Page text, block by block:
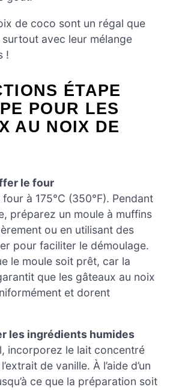
de coco sont un régal que
avec leur mélange
!
ÉTAPE
POUR LES
AU NOIX DE
le four
à 175°C (350°F). Pendant
préparez un moule à muffins
ou en utilisant des
pour faciliter le démoulage.
le moule soit prêt, car la
que les gâteaux au noix
et dorent
les ingrédients humides
incorporez le lait concentré
de vanille. À l’aide d’un
ce que la préparation soit